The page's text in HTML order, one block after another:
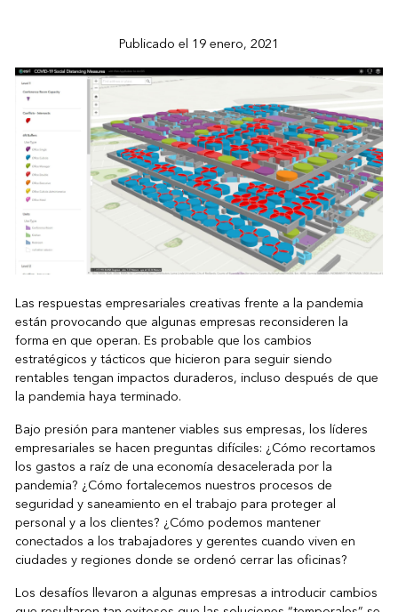
Publicado el 19 enero, 2021
Las respuestas empresariales creativas frente a la pandemia
están provocando que algunas empresas reconsideren la
forma en que operan. Es probable que los cambios
estratégicos y tácticos que hicieron para seguir siendo
rentables tengan impactos duraderos, incluso después de que
la pandemia haya terminado.
Bajo presión para mantener viables sus empresas, los líderes
empresariales se hacen preguntas difíciles: ¿Cómo recortamos
los gastos a raíz de una economía desacelerada por la
pandemia? ¿Cómo fortalecemos nuestros procesos de
seguridad y saneamiento en el trabajo para proteger al
personal y a los clientes? ¿Cómo podemos mantener
conectados a los trabajadores y gerentes cuando viven en
ciudades y regiones donde se ordenó cerrar las oficinas?
Los desafíos llevaron a algunas empresas a introducir cambios